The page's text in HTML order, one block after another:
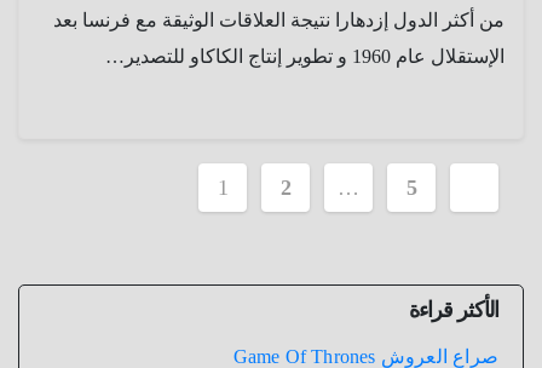
من أكثر الدول إزدهارا نتيجة العلاقات الوثيقة مع فرنسا بعد
الإستقلال عام 1960 و تطوير إنتاج الكاكاو للتصدير…
1 2 … 5
الأكثر قراءة
صراع العروش Game Of Thrones